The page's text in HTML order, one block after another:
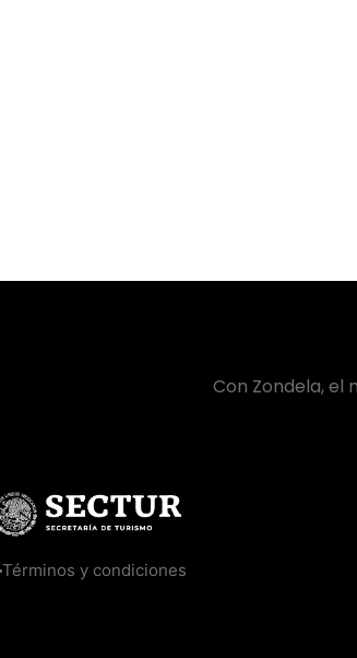
Con Zondela, el
Términos y condiciones